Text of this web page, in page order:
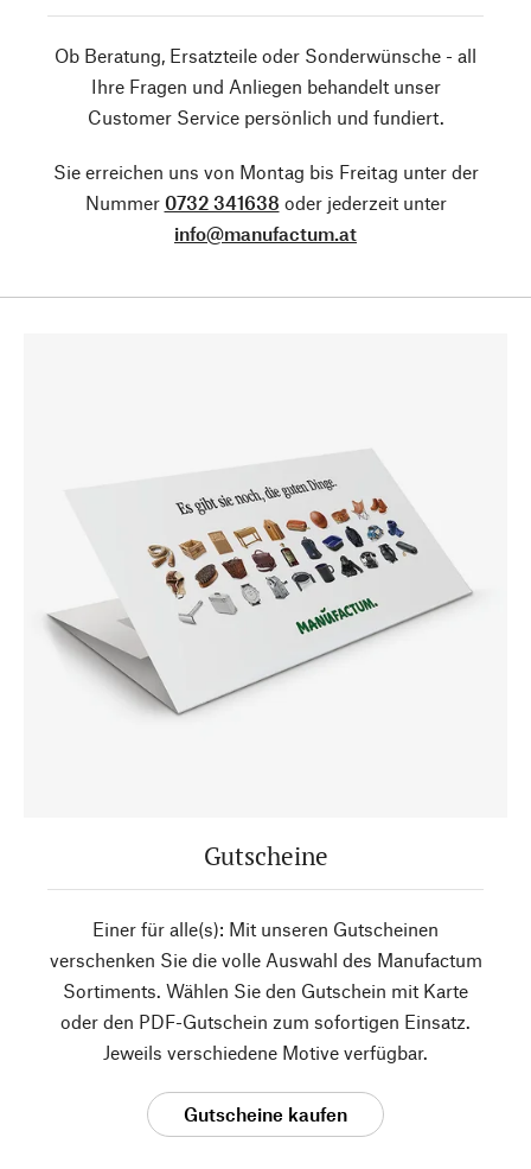
Ob Beratung, Ersatzteile oder Sonderwünsche - all
Ihre Fragen und Anliegen behandelt unser
Customer Service persönlich und fundiert.
Sie erreichen uns von Montag bis Freitag unter der
Nummer 0732 341638 oder jederzeit unter
info@manufactum.at
Gutscheine
Einer für alle(s): Mit unseren Gutscheinen
verschenken Sie die volle Auswahl des Manufactum
Sortiments. Wählen Sie den Gutschein mit Karte
oder den PDF-Gutschein zum sofortigen Einsatz.
Jeweils verschiedene Motive verfügbar.
Gutscheine kaufen